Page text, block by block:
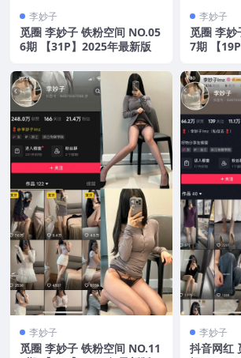
李妙子
觅圈 李妙子 铁粉空间 NO.05
6期 【31P】2025年最新版
李妙子
觅圈 李
7期 【
李妙子
觅圈 李妙子 铁粉空间 NO.11
李妙子
抖音网红